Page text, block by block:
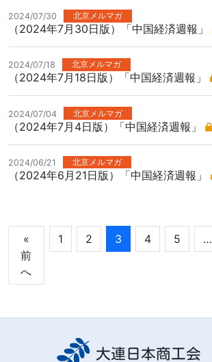
2024/07/30 北京メルマガ
（2024年7月30日版）「中国経済週報」
2024/07/18 北京メルマガ
（2024年7月18日版）「中国経済週報」
2024/07/04 北京メルマガ
（2024年7月4日版）「中国経済週報」
2024/06/21 北京メルマガ
（2024年6月21日版）「中国経済週報」
«
前
へ
1 2 3 4 5 …
大連日本商工会